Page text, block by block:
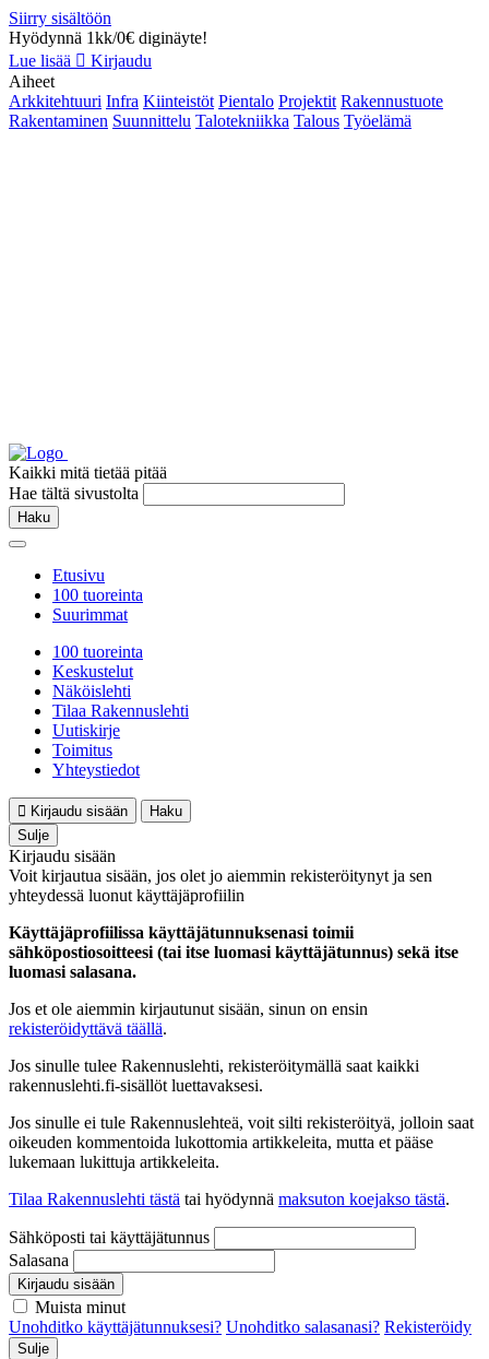
Siirry sisältöön
Hyödynnä 1kk/0€ diginäyte!
Lue lisää
Kirjaudu
Aiheet
Arkkitehtuuri Infra Kiinteistöt Pientalo Projektit Rakennustuote
Rakentaminen Suunnittelu Talotekniikka Talous Työelämä
Kaikki mitä tietää pitää
Hae tältä sivustolta
Haku
Etusivu
100 tuoreinta
Suurimmat
100 tuoreinta
Keskustelut
Näköislehti
Tilaa Rakennuslehti
Uutiskirje
Toimitus
Yhteystiedot
Kirjaudu sisään
Haku
Sulje
Kirjaudu sisään
Voit kirjautua sisään, jos olet jo aiemmin rekisteröitynyt ja sen
yhteydessä luonut käyttäjäprofiilin
Käyttäjäprofiilissa käyttäjätunnuksenasi toimii
sähköpostiosoitteesi (tai itse luomasi käyttäjätunnus) sekä itse
luomasi salasana.
Jos et ole aiemmin kirjautunut sisään, sinun on ensin
rekisteröidyttävä täällä.
Jos sinulle tulee Rakennuslehti, rekisteröitymällä saat kaikki
rakennuslehti.fi-sisällöt luettavaksesi.
Jos sinulle ei tule Rakennuslehteä, voit silti rekisteröityä, jolloin saat
oikeuden kommentoida lukottomia artikkeleita, mutta et pääse
lukemaan lukittuja artikkeleita.
Tilaa Rakennuslehti tästä tai hyödynnä maksuton koejakso tästä.
Sähköposti tai käyttäjätunnus
Salasana
Kirjaudu sisään
Muista minut
Unohditko käyttäjätunnuksesi? Unohditko salasanasi? Rekisteröidy
Sulje